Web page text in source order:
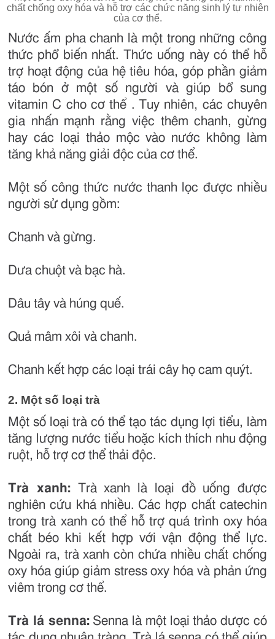
chất chống oxy hóa và hỗ trợ các chức năng sinh lý tự nhiên
của cơ thể.
Nước ấm pha chanh là một trong những công
thức phổ biến nhất. Thức uống này có thể hỗ
trợ hoạt động của hệ tiêu hóa, góp phần giảm
táo bón ở một số người và giúp bổ sung
vitamin C cho cơ thể . Tuy nhiên, các chuyên
gia nhấn mạnh rằng việc thêm chanh, gừng
hay các loại thảo mộc vào nước không làm
tăng khả năng giải độc của cơ thể.
Một số công thức nước thanh lọc được nhiều
người sử dụng gồm:
Chanh và gừng.
Dưa chuột và bạc hà.
Dâu tây và húng quế.
Quả mâm xôi và chanh.
Chanh kết hợp các loại trái cây họ cam quýt.
2. Một số loại trà
Một số loại trà có thể tạo tác dụng lợi tiểu, làm
tăng lượng nước tiểu hoặc kích thích nhu động
ruột, hỗ trợ cơ thể thải độc.
Trà xanh:Trà xanh là loại đồ uống được
nghiên cứu khá nhiều. Các hợp chất catechin
trong trà xanh có thể hỗ trợ quá trình oxy hóa
chất béo khi kết hợp với vận động thể lực.
Ngoài ra, trà xanh còn chứa nhiều chất chống
oxy hóa giúp giảm stress oxy hóa và phản ứng
viêm trong cơ thể.
Trà lá senna:Senna là một loại thảo dược có